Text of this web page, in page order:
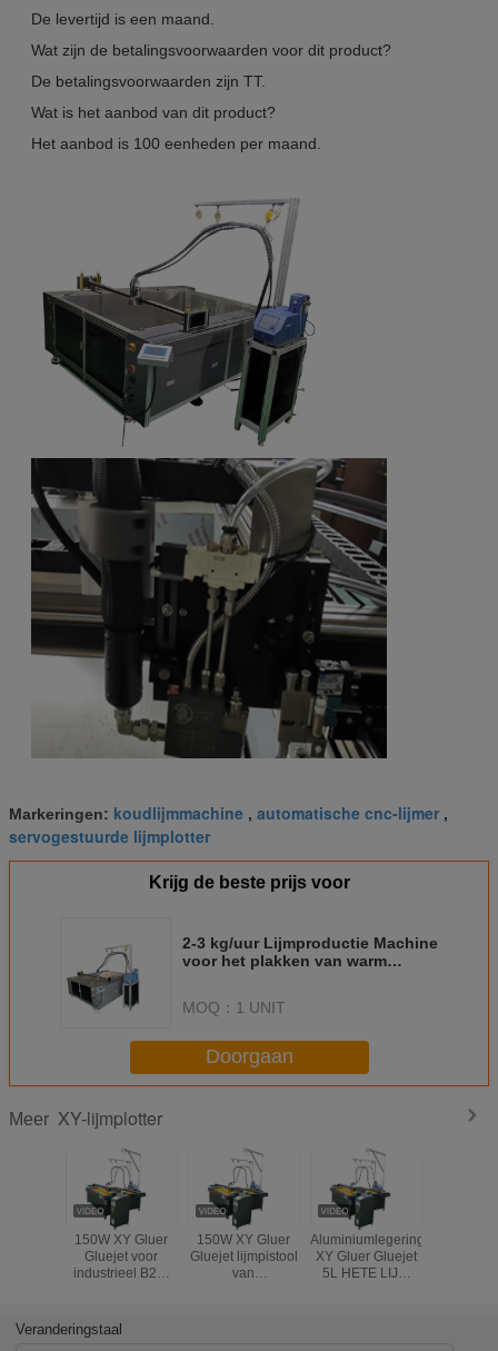
De levertijd is een maand.
Wat zijn de betalingsvoorwaarden voor dit product?
De betalingsvoorwaarden zijn TT.
Wat is het aanbod van dit product?
Het aanbod is 100 eenheden per maand.
Markeringen: koudlijmmachine , automatische cnc-lijmer ,
servogestuurde lijmplotter
Krijg de beste prijs voor
2-3 kg/uur Lijmproductie Machine
voor het plakken van warm
MOQ： 1 UNIT
Doorgaan
Meer XY-lijmplotter
150W XY Gluer
Gluejet voor
industrieel B2B-
150W XY Gluer
Gluejet lijmpistool
van
Aluminiumlegering
XY Gluer Gluejet
5L HETE LIJM
Veranderingstaal